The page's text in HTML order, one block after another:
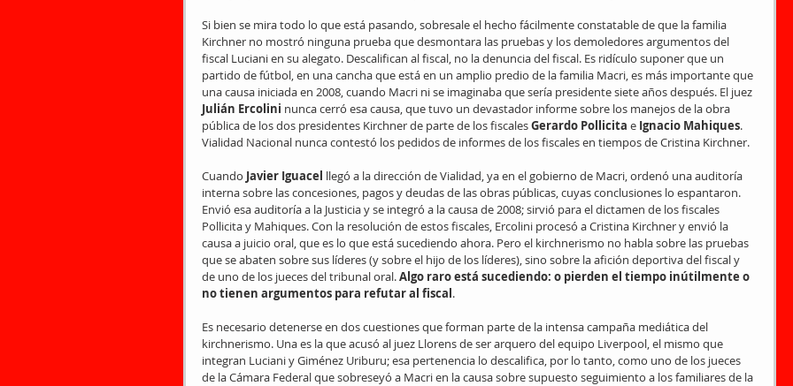
Si bien se mira todo lo que está pasando, sobresale el hecho fácilmente constatable de que la familia
Kirchner no mostró ninguna prueba que desmontara las pruebas y los demoledores argumentos del
fiscal Luciani en su alegato. Descalifican al fiscal, no la denuncia del fiscal. Es ridículo suponer que un
partido de fútbol, en una cancha que está en un amplio predio de la familia Macri, es más importante que
una causa iniciada en 2008, cuando Macri ni se imaginaba que sería presidente siete años después. El juez
Julián Ercolini nunca cerró esa causa, que tuvo un devastador informe sobre los manejos de la obra
pública de los dos presidentes Kirchner de parte de los fiscales Gerardo Pollicita e Ignacio Mahiques.
Vialidad Nacional nunca contestó los pedidos de informes de los fiscales en tiempos de Cristina Kirchner.
Cuando Javier Iguacel llegó a la dirección de Vialidad, ya en el gobierno de Macri, ordenó una auditoría
interna sobre las concesiones, pagos y deudas de las obras públicas, cuyas conclusiones lo espantaron.
Envió esa auditoría a la Justicia y se integró a la causa de 2008; sirvió para el dictamen de los fiscales
Pollicita y Mahiques. Con la resolución de estos fiscales, Ercolini procesó a Cristina Kirchner y envió la
causa a juicio oral, que es lo que está sucediendo ahora. Pero el kirchnerismo no habla sobre las pruebas
que se abaten sobre sus líderes (y sobre el hijo de los líderes), sino sobre la afición deportiva del fiscal y
de uno de los jueces del tribunal oral. Algo raro está sucediendo: o pierden el tiempo inútilmente o
no tienen argumentos para refutar al fiscal.
Es necesario detenerse en dos cuestiones que forman parte de la intensa campaña mediática del
kirchnerismo. Una es la que acusó al juez Llorens de ser arquero del equipo Liverpool, el mismo que
integran Luciani y Giménez Uriburu; esa pertenencia lo descalifica, por lo tanto, como uno de los jueces
de la Cámara Federal que sobreseyó a Macri en la causa sobre supuesto seguimiento a los familiares de la